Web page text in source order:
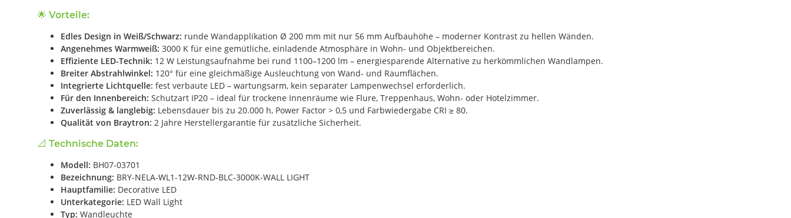
🌟 Vorteile:
Edles Design in Weiß/Schwarz: runde Wandapplikation Ø 200 mm mit nur 56 mm Aufbauhöhe – moderner Kontrast zu hellen Wänden.
Angenehmes Warmweiß: 3000 K für eine gemütliche, einladende Atmosphäre in Wohn- und Objektbereichen.
Effiziente LED-Technik: 12 W Leistungsaufnahme bei rund 1100–1200 lm – energiesparende Alternative zu herkömmlichen Wandlampen.
Breiter Abstrahlwinkel: 120° für eine gleichmäßige Ausleuchtung von Wand- und Raumflächen.
Integrierte Lichtquelle: fest verbaute LED – wartungsarm, kein separater Lampenwechsel erforderlich.
Für den Innenbereich: Schutzart IP20 – ideal für trockene Innenräume wie Flure, Treppenhaus, Wohn- oder Hotelzimmer.
Zuverlässig & langlebig: Lebensdauer bis zu 20.000 h, Power Factor > 0,5 und Farbwiedergabe CRI ≥ 80.
Qualität von Braytron: 2 Jahre Herstellergarantie für zusätzliche Sicherheit.
📐 Technische Daten:
Modell: BH07-03701
Bezeichnung: BRY-NELA-WL1-12W-RND-BLC-3000K-WALL LIGHT
Hauptfamilie: Decorative LED
Unterkategorie: LED Wall Light
Typ: Wandleuchte